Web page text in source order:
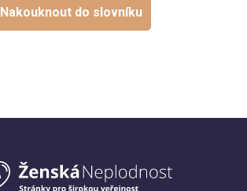
Nakouknout do slovníku